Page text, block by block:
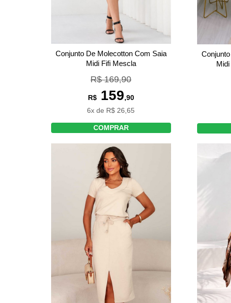
Conjunto De Molecotton Com Saia
Midi Fifi Mescla
R$ 169,90
R$159,90
6x de R$ 26,65
COMPRAR